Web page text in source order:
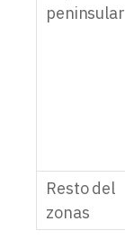
peninsular
Resto del
zonas